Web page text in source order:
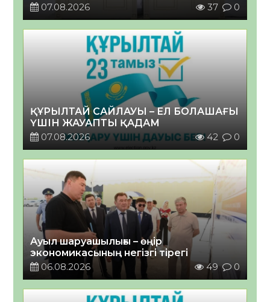
07.08.2026
37 0
ҚҰРЫЛТАЙ САЙЛАУЫ – ЕЛ БОЛАШАҒЫ
ҮШІН ЖАУАПТЫ ҚАДАМ
07.08.2026
42 0
Ауыл шаруашылығы – өңір
экономикасының негізгі тірегі
06.08.2026
49 0